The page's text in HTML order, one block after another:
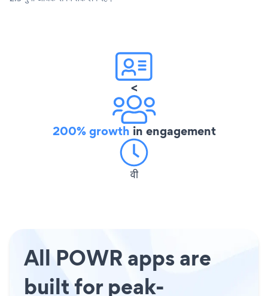
<
200% growth in engagement
वी
All POWR apps are
built for peak-